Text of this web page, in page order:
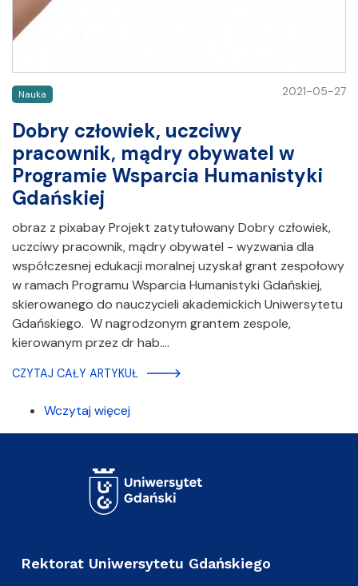
Nauka 2021-05-27
Dobry człowiek, uczciwy
pracownik, mądry obywatel w
Programie Wsparcia Humanistyki
Gdańskiej
obraz z pixabay Projekt zatytułowany Dobry człowiek,
uczciwy pracownik, mądry obywatel - wyzwania dla
współczesnej edukacji moralnej uzyskał grant zespołowy
w ramach Programu Wsparcia Humanistyki Gdańskiej,
skierowanego do nauczycieli akademickich Uniwersytetu
Gdańskiego. W nagrodzonym grantem zespole,
kierowanym przez dr hab.…
CZYTAJ CAŁY ARTYKUŁ
Wczytaj więcej
Rektorat Uniwersytetu Gdańskiego